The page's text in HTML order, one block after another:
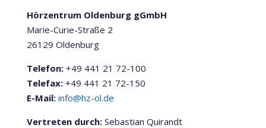
Hörzentrum Oldenburg gGmbH
Marie-Curie-Straße 2
26129 Oldenburg
Telefon:+49 441 21 72-100
Telefax:+49 441 21 72-150
E-Mail: info@hz-ol.de
Vertreten durch:Sebastian Quirandt